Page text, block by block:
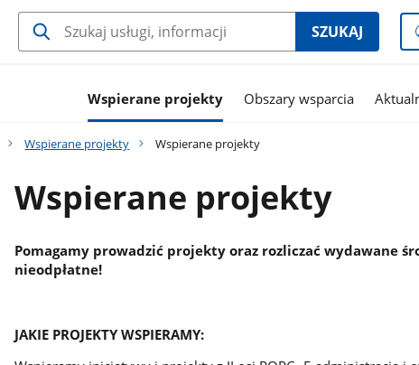
SZUKAJ
Wspierane projekty Obszary wsparcia
Wspierane projekty Wspierane projekty
Wspierane projekty
Pomagamy prowadzić projekty oraz rozliczać wydawane
nieodpłatne!
JAKIE PROJEKTY WSPIERAMY: